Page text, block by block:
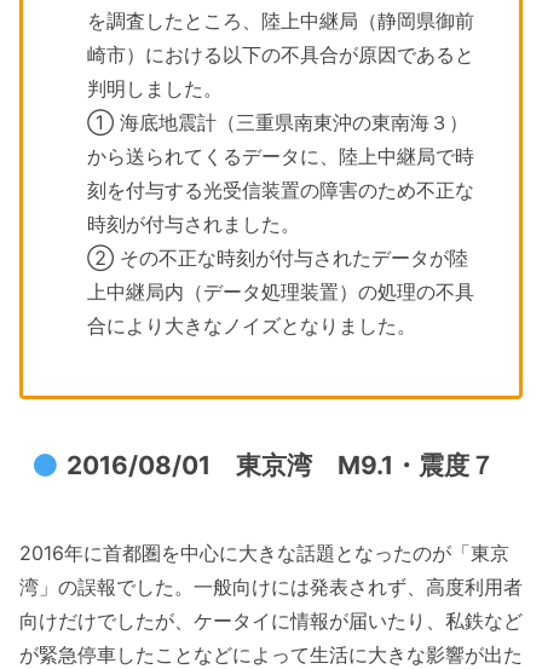
を調査したところ、陸上中継局（静岡県御前
崎市）における以下の不具合が原因であると
判明しました。
① 海底地震計（三重県南東沖の東南海３）
から送られてくるデータに、陸上中継局で時
刻を付与する光受信装置の障害のため不正な
時刻が付与されました。
② その不正な時刻が付与されたデータが陸
上中継局内（データ処理装置）の処理の不具
合により大きなノイズとなりました。
2016/08/01 東京湾 M9.1・震度７
2016年に首都圏を中心に大きな話題となったのが「東京
湾」の誤報でした。一般向けには発表されず、高度利用者
向けだけでしたが、ケータイに情報が届いたり、私鉄など
が緊急停車したことなどによって生活に大きな影響が出た